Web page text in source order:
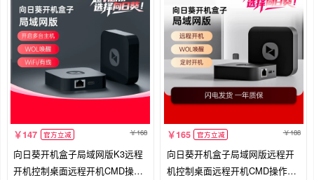
147 官方立减 168
向日葵开机盒子局域网版K3远程
开机控制桌面远程开机CMD操作
165 官方立减 188
向日葵开机盒子局域网版远程开
机控制桌面远程开机CMD操作远